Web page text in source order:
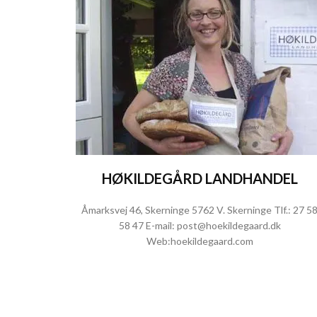
HØKILDEGÅRD LANDHANDEL
Åmarksvej 46, Skerninge 5762 V. Skerninge Tlf.: 27 58
58 47E-mail: post@hoekildegaard.dk
Web:hoekildegaard.com